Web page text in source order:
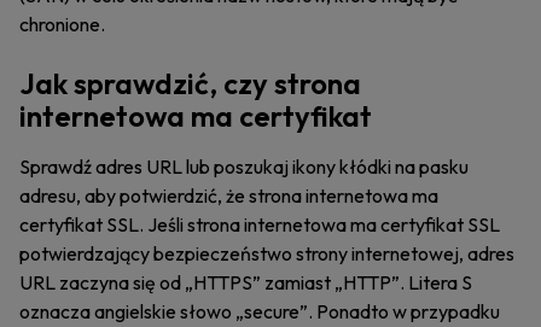
chronione.
Jak sprawdzić, czy strona
internetowa ma certyfikat
Sprawdź adres URL lub poszukaj ikony kłódki na pasku
adresu, aby potwierdzić, że strona internetowa ma
certyfikat SSL. Jeśli strona internetowa ma certyfikat SSL
potwierdzający bezpieczeństwo strony internetowej, adres
URL zaczyna się od „HTTPS” zamiast „HTTP”. Litera S
oznacza angielskie słowo „secure”. Ponadto w przypadku